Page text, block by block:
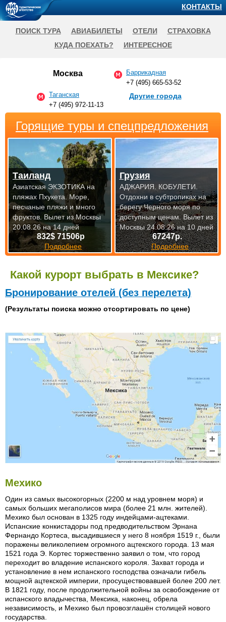
Какой курорт выбрать в Мексике?
Бронирование отелей (без перелета)
(Результаты поиска можно отсортировать по цене)
Мехико
Один из самых высокогорных (2200 м над уровнем моря) и
самых больших мегаполисов мира (более 21 млн. жителей).
Мехико был основан в 1325 году индейцами-ацтеками.
Испанские конкистадоры под предводительством Эрнана
Фернандо Кортеса, высадившиеся у него 8 ноября 1519 г., были
поражены великолепием огромного ацтекского города. 13 мая
1521 года Э. Кортес торжественно заявил о том, что город
переходит во владение испанского короля. Захват города и
установление в нем испанского господства означали гибель
мощной ацтекской империи, просуществовавшей более 200 лет.
В 1821 году, после продолжительной войны за освобождение от
испанского владычества, Мексика, наконец, обрела
независимость, и Мехико был провозглашён столицей нового
государства.
Горящие туры и спецпредложения
832$ 71506р
Подробнее
Таиланд
Азиатская ЭКЗОТИКА на
пляжах Пхукета. Море,
песчаные пляжи и много
фруктов. Вылет из Москвы
20.08.26 на 14 дней
67247р.
Подробнее
Грузия
АДЖАРИЯ. КОБУЛЕТИ.
Отдохни в субтропиках на
берегу Черного моря по
доступнымценам. Вылет из
Москвы 24.08.26 на 10 дней
Москва
Баррикадная
+7 (495) 665-53-52
Таганская
+7 (495) 972-11-13
Другие города
КОНТАКТЫ
ПОИСК ТУРА АВИАБИЛЕТЫ ОТЕЛИ
СТРАХОВКА
КУДА ПОЕХАТЬ?
ИНТЕРЕСНОЕ